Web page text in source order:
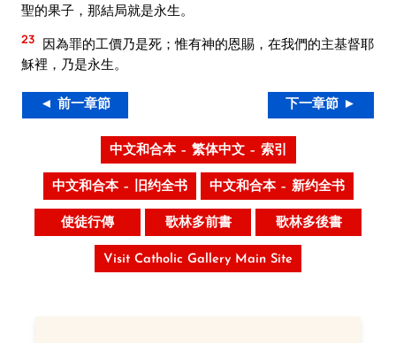
聖的果子，那結局就是永生。
23 因為罪的工價乃是死；惟有神的恩賜，在我們的主基督耶
穌裡，乃是永生。
◄ 前一章節 下一章節 ►
中文和合本 – 繁体中文 – 索引
中文和合本 – 旧约全书 中文和合本 – 新约全书
使徒行傳 歌林多前書 歌林多後書
Visit Catholic Gallery Main Site